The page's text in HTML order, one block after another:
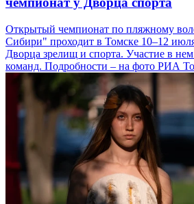
Открытый чемпионат по пляжному
Сибири" проходит в Томске 10–12
Дворца зрелищ и спорта. Участие в
команд. Подробности – на фото РИА